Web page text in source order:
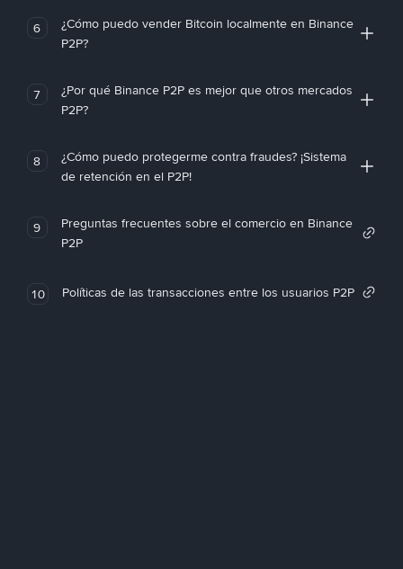
6
¿Cómo puedo vender Bitcoin localmente en Binance
P2P?
7
¿Por qué Binance P2P es mejor que otros mercados
P2P?
8
¿Cómo puedo protegerme contra fraudes? ¡Sistema
de retención en el P2P!
9
Preguntas frecuentes sobre el comercio en Binance
P2P
10 Políticas de las transacciones entre los usuarios P2P